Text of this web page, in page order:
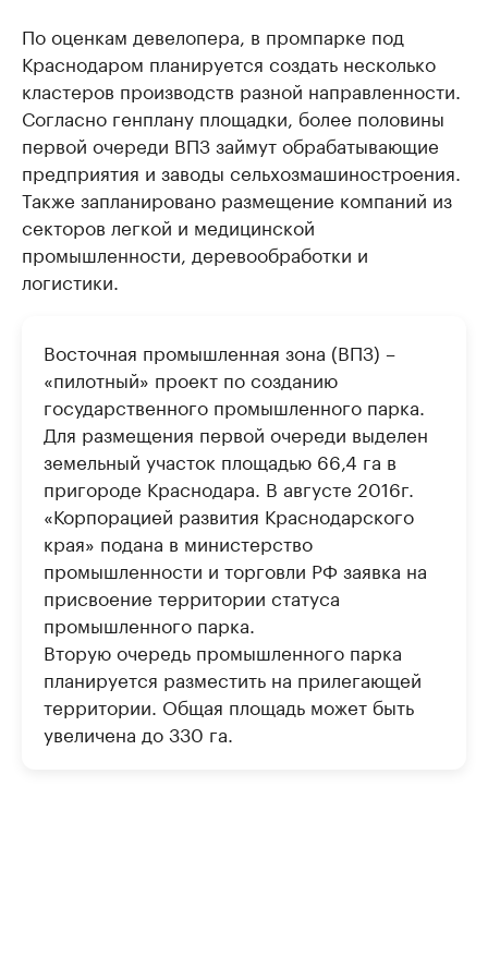
По оценкам девелопера, в промпарке под
Краснодаром планируется создать несколько
кластеров производств разной направленности.
Согласно генплану площадки, более половины
первой очереди ВПЗ займут обрабатывающие
предприятия и заводы сельхозмашиностроения.
Также запланировано размещение компаний из
секторов легкой и медицинской
промышленности, деревообработки и
логистики.
Восточная промышленная зона (ВПЗ) –
«пилотный» проект по созданию
государственного промышленного парка.
Для размещения первой очереди выделен
земельный участок площадью 66,4 га в
пригороде Краснодара. В августе 2016г.
«Корпорацией развития Краснодарского
края» подана в министерство
промышленности и торговли РФ заявка на
присвоение территории статуса
промышленного парка.
Вторую очередь промышленного парка
планируется разместить на прилегающей
территории. Общая площадь может быть
увеличена до 330 га.